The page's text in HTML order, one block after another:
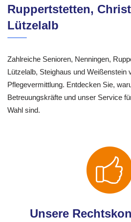
Ruppertstetten,
Lützelalb
Zahlreiche Senioren, Nenningen,
Lützelalb, Steighaus und Weißenstein
Pflegevermittlung. Entdecken Sie,
Betreuungskräfte und unser Service
Wahl sind.
Unsere